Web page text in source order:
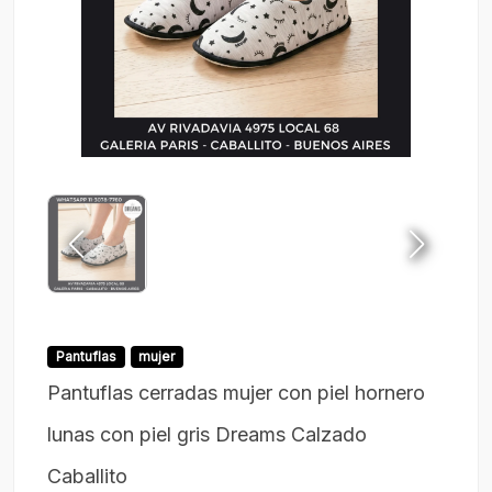
Pantuflas mujer
Pantuflas cerradas mujer con piel hornero
lunas con piel gris Dreams Calzado
Caballito